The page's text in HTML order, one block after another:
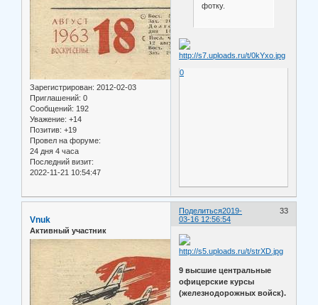
Зарегистрирован: 2012-02-03
Приглашений: 0
Сообщений: 192
Уважение: +14
Позитив: +19
Провел на форуме:
24 дня 4 часа
Последний визит:
2022-11-21 10:54:47
фотку.
0
Поделиться 33
2019-
03-16 12:56:54
Vnuk
Активный участник
9 высшие центральные
офицерские курсы
(железнодорожных войск).